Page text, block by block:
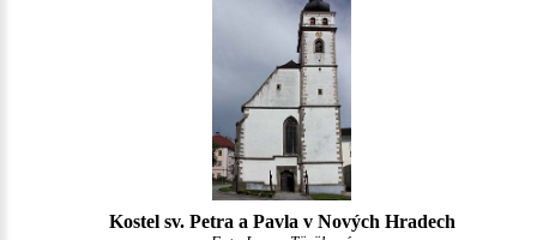
Kostel sv. Petra a Pavla v Nových Hradech